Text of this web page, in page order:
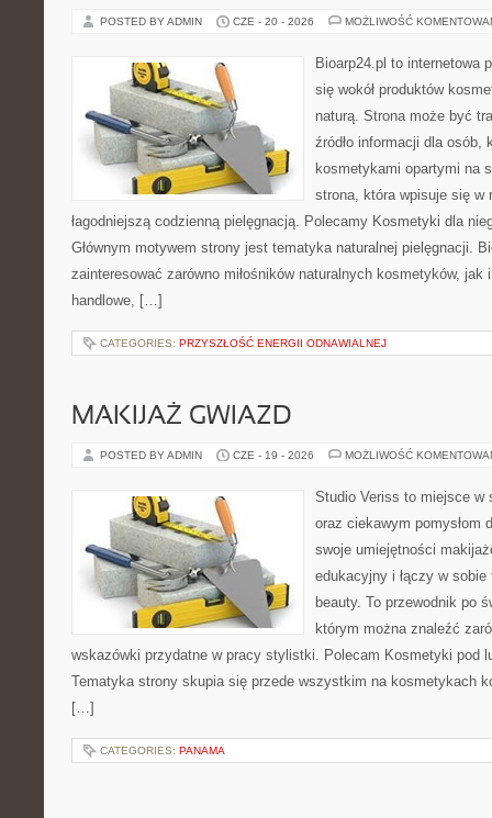
POSTED BY ADMIN CZE - 20 - 2026 MOŻLIWOŚĆ
Bioarp24.pl to internetowa
się wokół produktów
naturą. Strona może być
źródło informacji dla osób,
kosmetykami opartymi na
strona, która wpisuje się w
łagodniejszą codzienną pielęgnacją. Polecamy Kosmetyki dla
Głównym motywem strony jest tematyka naturalnej pielęgnacji.
zainteresować zarówno miłośników naturalnych kosmetyków, jak
handlowe, […]
CATEGORIES: PRZYSZŁOŚĆ ENERGII ODNAWIALNEJ
MAKIJAŻ GWIAZD
POSTED BY ADMIN CZE - 19 - 2026 MOŻLIWOŚĆ
Studio Veriss to miejsce w
oraz ciekawym pomysłom
swoje umiejętności
edukacyjny i łączy w
beauty. To przewodnik po
którym można znaleźć
wskazówki przydatne w pracy stylistki. Polecam Kosmetyki pod
Tematyka strony skupia się przede wszystkim na kosmetykach
[…]
CATEGORIES: PANAMA